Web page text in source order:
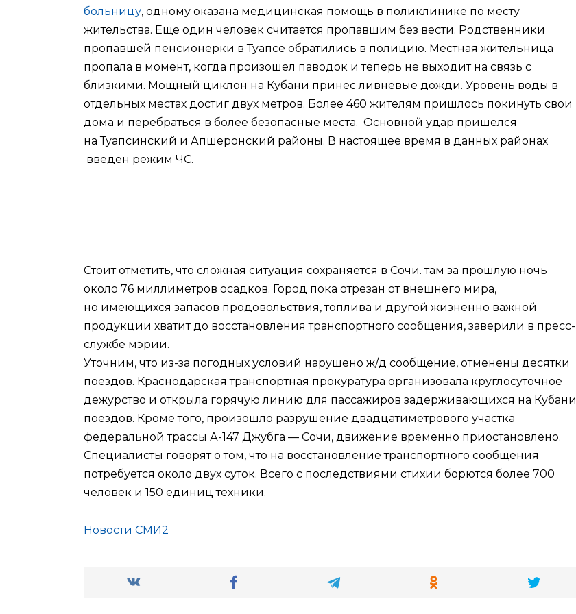
больницу, одному оказана медицинская помощь в поликлинике по месту
жительства. Еще один человек считается пропавшим без вести. Родственники
пропавшей пенсионерки в Туапсе обратились в полицию. Местная жительница
пропала в момент, когда произошел паводок и теперь не выходит на связь с
близкими. Мощный циклон на Кубани принес ливневые дожди. Уровень воды в
отдельных местах достиг двух метров. Более 460 жителям пришлось покинуть свои
дома и перебраться в более безопасные места. Основной удар пришелся
на Туапсинский и Апшеронский районы. В настоящее время в данных районах
введен режим ЧС.
Стоит отметить, что сложная ситуация сохраняется в Сочи. там за прошлую ночь
около 76 миллиметров осадков. Город пока отрезан от внешнего мира,
но имеющихся запасов продовольствия, топлива и другой жизненно важной
продукции хватит до восстановления транспортного сообщения, заверили в пресс-
службе мэрии.
Уточним, что из-за погодных условий нарушено ж/д сообщение, отменены десятки
поездов. Краснодарская транспортная прокуратура организовала круглосуточное
дежурство и открыла горячую линию для пассажиров задерживающихся на Кубани
поездов. Кроме того, произошло разрушение двадцатиметрового участка
федеральной трассы А-147 Джубга — Сочи, движение временно приостановлено.
Специалисты говорят о том, что на восстановление транспортного сообщения
потребуется около двух суток. Всего с последствиями стихии борются более 700
человек и 150 единиц техники.
Новости СМИ2